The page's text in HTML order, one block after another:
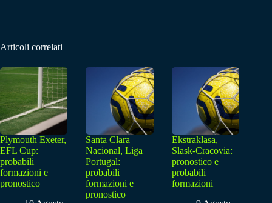
Articoli correlati
Plymouth Exeter,
EFL Cup:
probabili
formazioni e
pronostico
Santa Clara
Nacional, Liga
Portugal:
probabili
formazioni e
pronostico
Ekstraklasa,
Slask-Cracovia:
pronostico e
probabili
formazioni